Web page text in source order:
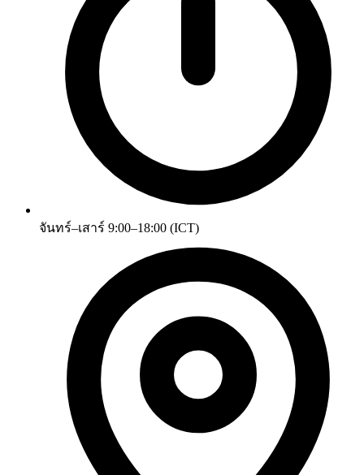
จันทร์–เสาร์ 9:00–18:00 (ICT)